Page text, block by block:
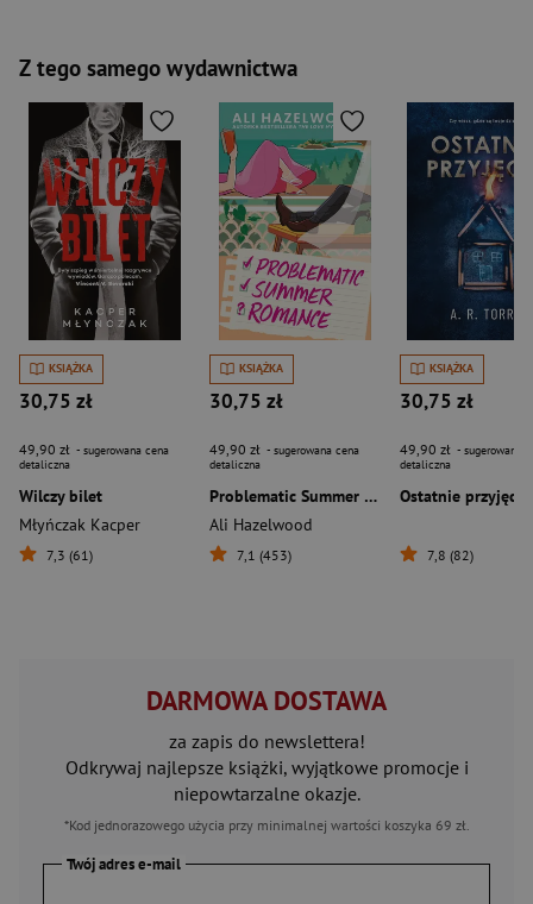
Z tego samego wydawnictwa
KSIĄŻKA
30,75 zł
49,90 zł - sugerowana cena
detaliczna
Wilczy bilet
Młyńczak Kacper
7,3 (61)
KSIĄŻKA
30,75 zł
49,90 zł - sugerowana cena
detaliczna
Problematic Summer Romance
Ali Hazelwood
7,1 (453)
KSIĄŻKA
30,75 zł
49,90 zł - sugerowana
detaliczna
Ostatnie przyjęcie
7,8 (82)
DARMOWA DOSTAWA
za zapis do newslettera!
Odkrywaj najlepsze książki, wyjątkowe promocje i
niepowtarzalne okazje.
*Kod jednorazowego użycia przy minimalnej wartości koszyka 69 zł.
Twój adres e-mail